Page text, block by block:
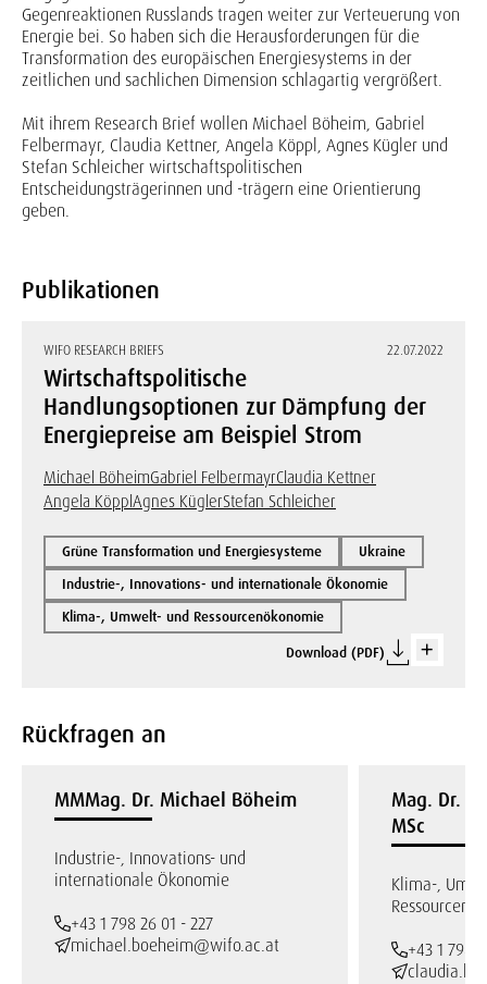
Gegenreaktionen Russlands tragen weiter zur Verteuerung von
Energie bei. So haben sich die Herausforderungen für die
Transformation des europäischen Energiesystems in der
zeitlichen und sachlichen Dimension schlagartig vergrößert.
Mit ihrem Research Brief wollen Michael Böheim, Gabriel
Felbermayr, Claudia Kettner, Angela Köppl, Agnes Kügler und
Stefan Schleicher wirtschaftspolitischen
Entscheidungsträgerinnen und -trägern eine Orientierung
geben.
Publikationen
WIFO RESEARCH BRIEFS 22.07.2022
Wirtschaftspolitische
Handlungsoptionen zur Dämpfung der
Energiepreise am Beispiel Strom
Michael BöheimGabriel FelbermayrClaudia Kettner
Angela KöpplAgnes KüglerStefan Schleicher
Grüne Transformation und Energiesysteme
Ukraine
Industrie-, Innovations- und internationale Ökonomie
Klima-, Umwelt- und Ressourcenökonomie
Download (PDF)
Rückfragen an
MMMag. Dr. Michael Böheim
Industrie-, Innovations- und
internationale Ökonomie
+43 1 798 26 01 - 227
michael.boeheim@wifo.ac.at
Mag. Dr.
MSc
Klima-,
+43 1 798